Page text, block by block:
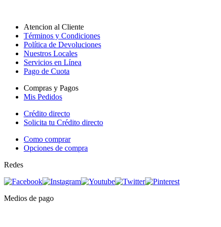
Atencion al Cliente
Términos y Condiciones
Política de Devoluciones
Nuestros Locales
Servicios en Línea
Pago de Cuota
Compras y Pagos
Mis Pedidos
Crédito directo
Solicita tu Crédito directo
Como comprar
Opciones de compra
Redes
Medios de pago